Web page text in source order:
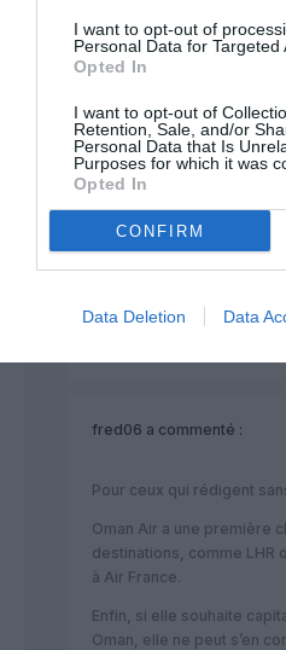
I want to opt-out of
Personal Data for Targeted
Opted In
I want to opt-out of
Retention, Sale, and/or
Personal Data that Is
Purposes for which it was
Opted In
CONFIRM
Data Deletion Data
des tarifs attractifs, mais plutôt
directement vers le Sultanat
Sphinctair Ways
Exact son rôle premier est
fred06 a commenté :
Pour ceux qui rédigent
Oman Air a une première
destinations, comme LHR
à Air France.
Enfin, si elle souhaite
Oman, elle ne peut s’en